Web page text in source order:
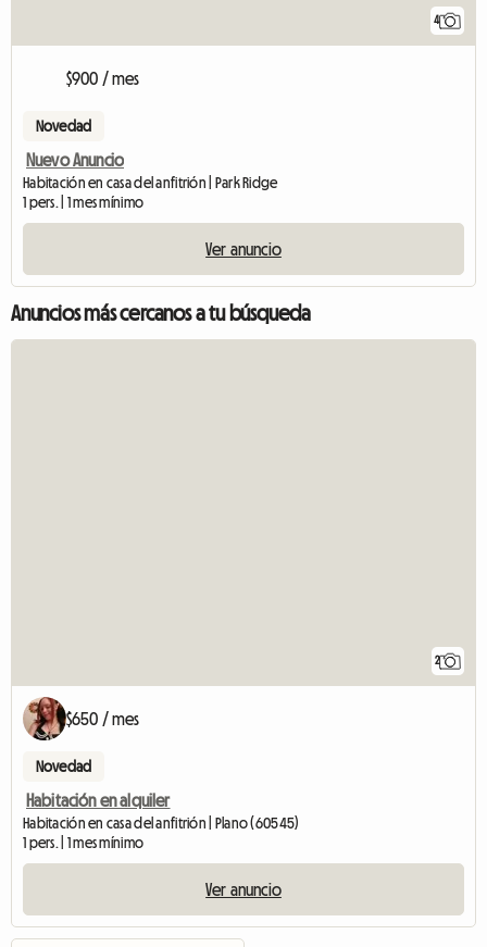
4
$900 / mes
Novedad
Nuevo Anuncio
Habitación en casa del anfitrión | Park Ridge
1 pers. | 1 mes mínimo
Ver anuncio
Anuncios más cercanos a tu búsqueda
2
$650 / mes
Novedad
Habitación en alquiler
Habitación en casa del anfitrión | Plano (60545)
1 pers. | 1 mes mínimo
Ver anuncio